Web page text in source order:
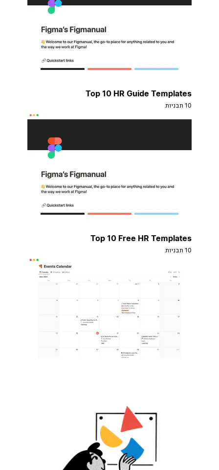
Top 10 HR Guide Templates
Top 10 Free HR Templates